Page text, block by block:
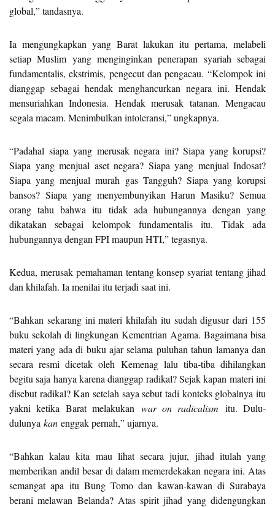
global,” tandasnya.
Ia mengungkapkan yang Barat lakukan itu pertama, melabeli
setiap Muslim yang menginginkan penerapan syariah sebagai
fundamentalis, ekstrimis, pengecut dan pengacau. “Kelompok ini
dianggap sebagai hendak menghancurkan negara ini. Hendak
mensuriahkan Indonesia. Hendak merusak tatanan. Mengacau
segala macam. Menimbulkan intoleransi,” ungkapnya.
“Padahal siapa yang merusak negara ini? Siapa yang korupsi?
Siapa yang menjual aset negara? Siapa yang menjual Indosat?
Siapa yang menjual murah gas Tangguh? Siapa yang korupsi
bansos? Siapa yang menyembunyikan Harun Masiku? Semua
orang tahu bahwa itu tidak ada hubungannya dengan yang
dikatakan sebagai kelompok fundamentalis itu. Tidak ada
hubungannya dengan FPI maupun HTI,” tegasnya.
Kedua, merusak pemahaman tentang konsep syariat tentang jihad
dan khilafah. Ia menilai itu terjadi saat ini.
“Bahkan sekarang ini materi khilafah itu sudah digusur dari 155
buku sekolah di lingkungan Kementrian Agama. Bagaimana bisa
materi yang ada di buku ajar selama puluhan tahun lamanya dan
secara resmi dicetak oleh Kemenag lalu tiba-tiba dihilangkan
begitu saja hanya karena dianggap radikal? Sejak kapan materi ini
disebut radikal? Kan setelah saya sebut tadi konteks globalnya itu
yakni ketika Barat melakukan war on radicalism itu. Dulu-
dulunya kan enggak pernah,” ujarnya.
“Bahkan kalau kita mau lihat secara jujur, jihad itulah yang
memberikan andil besar di dalam memerdekakan negara ini. Atas
semangat apa itu Bung Tomo dan kawan-kawan di Surabaya
berani melawan Belanda? Atas spirit jihad yang didengungkan